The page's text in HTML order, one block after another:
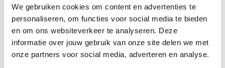
We gebruiken cookies om content en advertenties te
personaliseren, om functies voor social media te bieden
en om ons websiteverkeer te analyseren. Deze
informatie over jouw gebruik van onze site delen we met
onze partners voor social media, adverteren en analyse.
voorzieningen.
Het pensioenfonds, als verkoper, werd bijgestaan
door McDevitt bij deze transactie. Urban Interest,
als koper, werd op haar beurt geadviseerd door